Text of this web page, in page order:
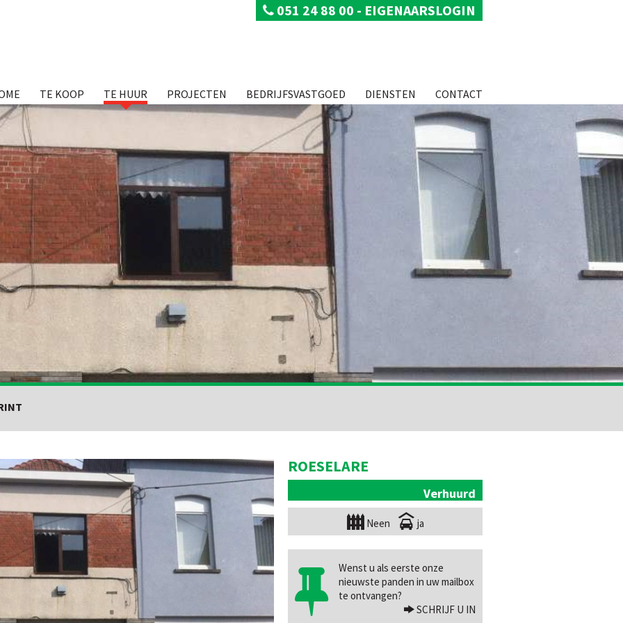
051 24 88 00 - EIGENAARSLOGIN
TE KOOP TE HUUR PROJECTEN BEDRIJFSVASTGOED DIENSTEN CONTACT
ROESELARE
Verhuurd
Neen ja
Wenst u als eerste onze
nieuwste panden in uw mailbox
te ontvangen?
SCHRIJF U IN